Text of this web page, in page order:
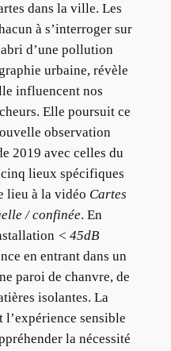
dans la ville. Les
à s’interroger sur
d’une pollution
urbaine, révèle
influencent nos
Elle poursuit ce
observation
2019 avec celles du
lieux spécifiques
lieu à la vidéo Cartes
/ confinée. En
< 45dB
en entrant dans un
paroi de chanvre, de
isolantes. La
sensible
la nécessité